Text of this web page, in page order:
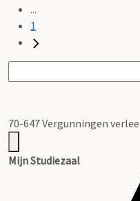
...
1
70-647 Vergunningen
Mijn Studiezaal